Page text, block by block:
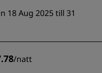
18 Aug 2025 till 31
/natt